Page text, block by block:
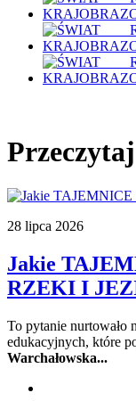
28 lipca 2026
Jakie
RZEKI I
To pytanie nurtowało
edukacyjnych, które
Warchałowska...